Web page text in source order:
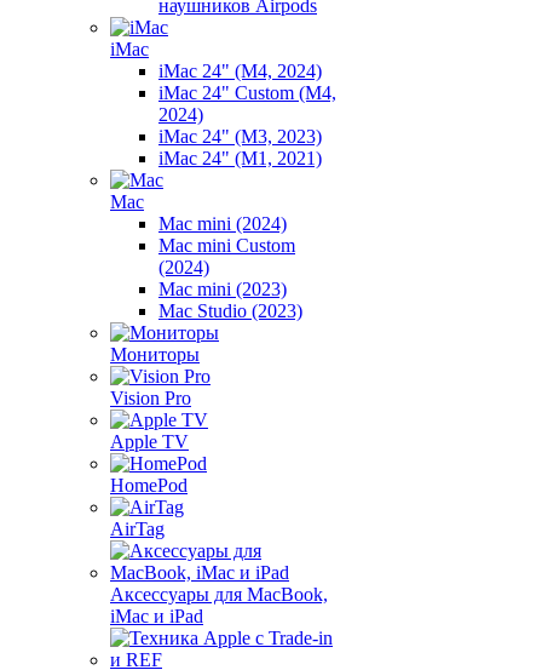
наушников Airpods
iMac
iMac 24" (M4, 2024)
iMac 24" Custom (M4,
2024)
iMac 24" (M3, 2023)
iMac 24" (M1, 2021)
Mac
Mac mini (2024)
Mac mini Custom
(2024)
Mac mini (2023)
Mac Studio (2023)
Мониторы
Vision Pro
Apple TV
HomePod
AirTag
Аксессуары для MacBook,
iMac и iPad